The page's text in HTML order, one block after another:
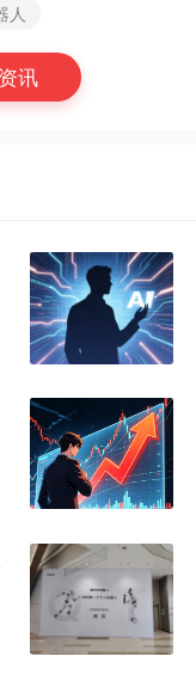
人
讯